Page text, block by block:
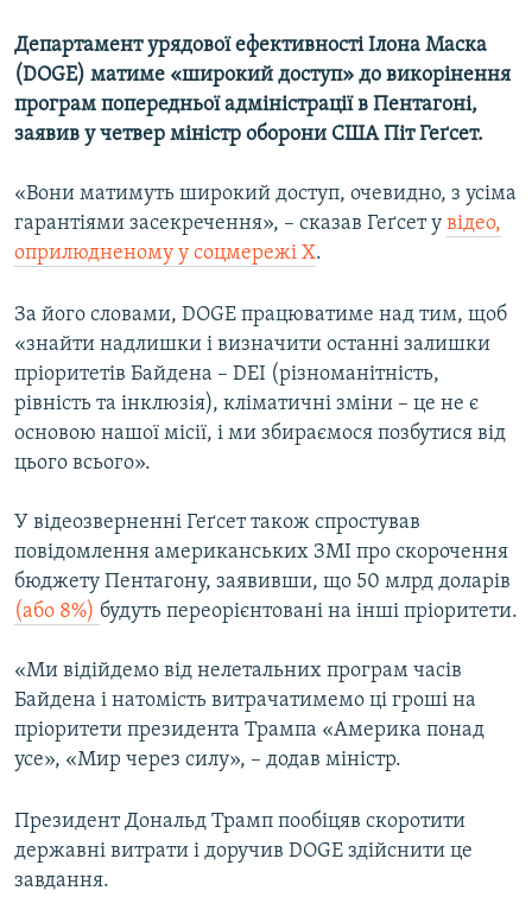
Усі сайти RFE/RL
Департамент урядової ефективності Ілона Маска
(DOGE) матиме «широкий доступ» до викорінення
програм попередньої адміністрації в Пентагоні,
заявив у четвер міністр оборони США Піт Геґсет.
«Вони матимуть широкий доступ, очевидно, з усіма
гарантіями засекречення», – сказав Геґсет у відео,
оприлюдненому у соцмережі X.
За його словами, DOGE працюватиме над тим, щоб
«знайти надлишки і визначити останні залишки
пріоритетів Байдена – DEI (різноманітність,
рівність та інклюзія), кліматичні зміни – це не є
основою нашої місії, і ми збираємося позбутися від
цього всього».
У відеозверненні Геґсет також спростував
повідомлення американських ЗМІ про скорочення
бюджету Пентагону, заявивши, що 50 млрд доларів
(або 8%) будуть переорієнтовані на інші пріоритети.
«Ми відійдемо від нелетальних програм часів
Байдена і натомість витрачатимемо ці гроші на
пріоритети президента Трампа «Америка понад
усе», «Мир через силу», – додав міністр.
Президент Дональд Трамп пообіцяв скоротити
державні витрати і доручив DOGE здійснити це
завдання.